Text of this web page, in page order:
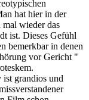
hat hier in der
wieder das
ist. Dieses Gefühl
bemerkbar in denen
vor Gericht "
grandios und